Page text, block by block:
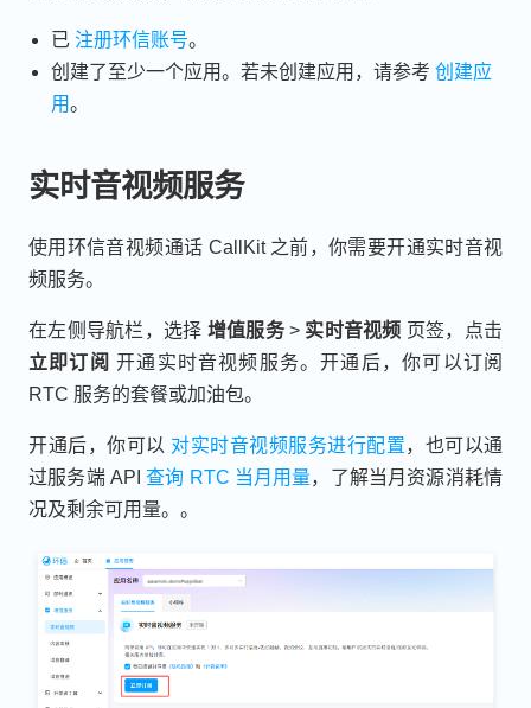
已注册环信账号。
创建了至少一个应用。若未创建应用，请参考创建应
用。
实时音视频服务
使用环信音视频通话 CallKit 之前，你需要开通实时音视
频服务。
在左侧导航栏，选择 增值服务> 实时音视频 页签，点击
立即订阅 开通实时音视频服务。开通后，你可以订阅
RTC 服务的套餐或加油包。
开通后，你可以 对实时音视频服务进行配置，也可以通
过服务端 API查询 RTC 当月用量，了解当月资源消耗情
况及剩余可用量。。